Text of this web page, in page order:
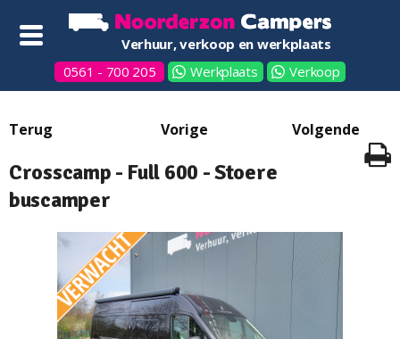
Verhuur, verkoop en werkplaats
0561 - 700 205
Werkplaats Verkoop
Crosscamp - Full 600 - Stoere
buscamper